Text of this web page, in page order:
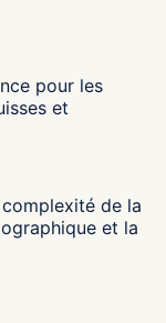
pour les
et
de la
et la